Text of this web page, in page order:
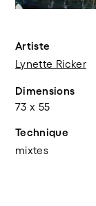
Artiste
Lynette Ricker
Dimensions
73 x 55
Technique
mixtes